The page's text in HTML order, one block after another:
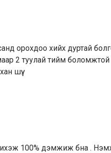
орохдоо хийх дуртай
2 туулай тийм боломжтой
шүү.
100% дэмжиж бна .